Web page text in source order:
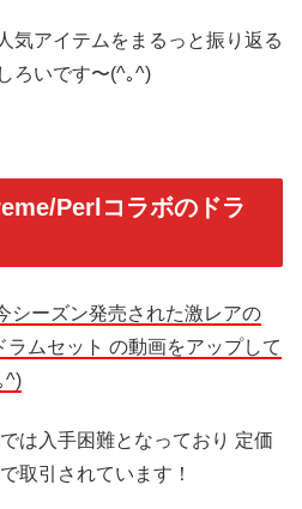
気アイテムをまるっと振り返る
ろいです〜(^｡^)
Perlコラボのドラ
シーズン発売された激レアの
ムセット の動画をアップして
^)
は入手困難となっており 定価
で取引されています！